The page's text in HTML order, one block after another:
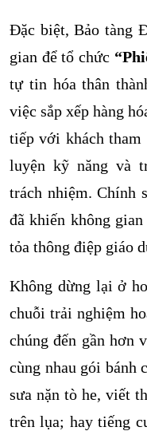
Đặc biệt, Bảo tàng
gian để tổ chức “
tự tin hóa thân
việc sắp xếp hàng
tiếp với khách tham
luyện kỹ năng và
trách nhiệm. Chính
đã khiến không
tỏa thông điệp giáo
Không dừng lại ở
chuỗi trải nghiệm
chúng đến gần hơn
cùng nhau gói bánh
sưa nặn tò he, viết
trên lụa; hay tiếng